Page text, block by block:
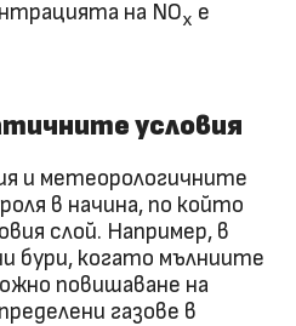
на NOx е
условия
и метеорологичните
в начина, по който
слой. Например, в
бури, когато мълниите
повишаване на
газове в